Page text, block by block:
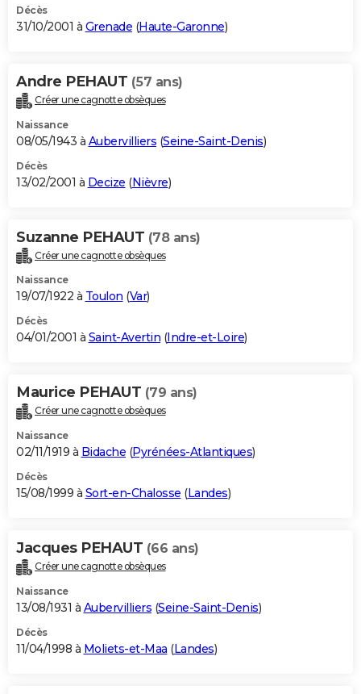
Décès
31/10/2001 à Grenade (Haute-Garonne)
Andre PEHAUT (57 ans)
Créer une cagnotte obsèques
Naissance
08/05/1943 à Aubervilliers (Seine-Saint-Denis)
Décès
13/02/2001 à Decize (Nièvre)
Suzanne PEHAUT (78 ans)
Créer une cagnotte obsèques
Naissance
19/07/1922 à Toulon (Var)
Décès
04/01/2001 à Saint-Avertin (Indre-et-Loire)
Maurice PEHAUT (79 ans)
Créer une cagnotte obsèques
Naissance
02/11/1919 à Bidache (Pyrénées-Atlantiques)
Décès
15/08/1999 à Sort-en-Chalosse (Landes)
Jacques PEHAUT (66 ans)
Créer une cagnotte obsèques
Naissance
13/08/1931 à Aubervilliers (Seine-Saint-Denis)
Décès
11/04/1998 à Moliets-et-Maa (Landes)